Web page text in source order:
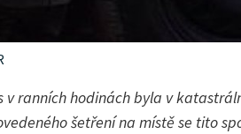
v ranních hodinách byla v
šetření na místě se tito